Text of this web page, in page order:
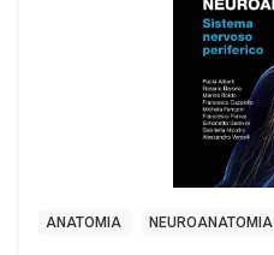
ANATOMIA NEUROANATOMIA